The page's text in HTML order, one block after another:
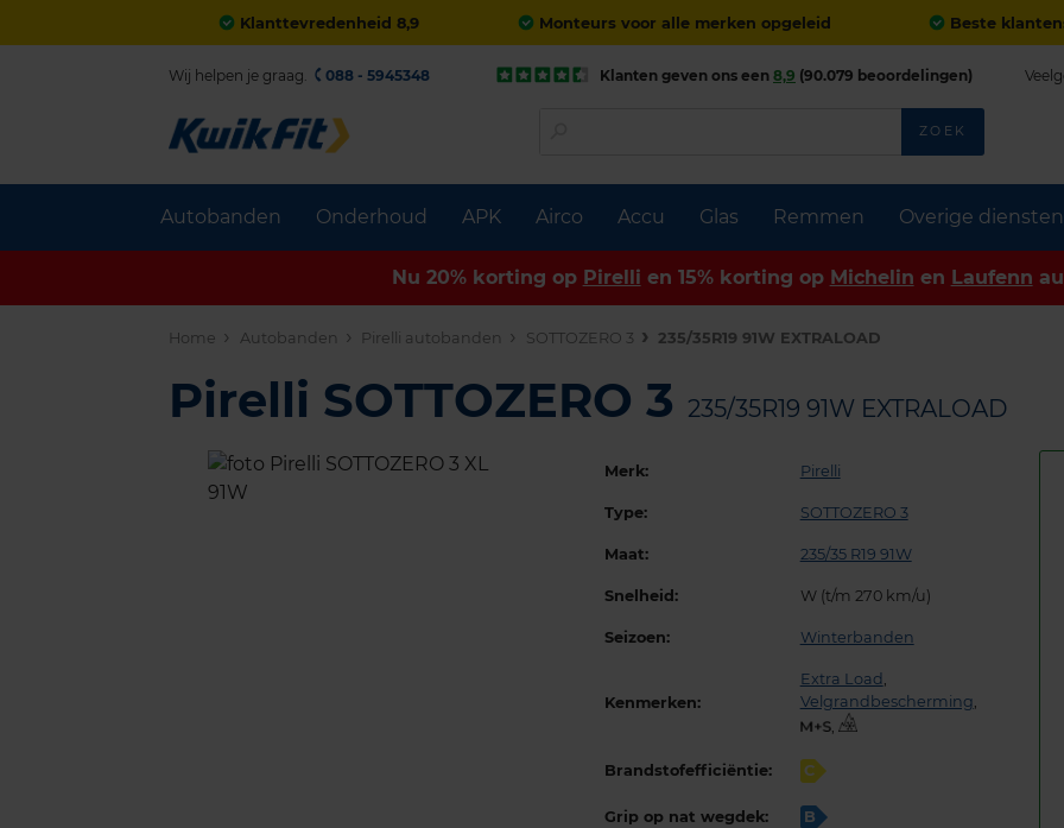
Klanttevredenheid 8,9 Monteurs voor alle merken opgeleid Beste
Autobanden Onderhoud APK Airco Accu Glas Remmen Overige diensten
Wij helpen je graag. 088 - 5945348 Klanten geven ons een 8,9 (90.079 beoordelingen)
ZOEK
Nu 20% korting op Pirelli en 15% korting op Michelin en Laufenn
Home Autobanden Pirelli autobanden SOTTOZERO 3 235/35R19 91W EXTRALOAD
Pirelli SOTTOZERO 3 235/35R19 91W EXTRALOAD
Merk: Pirelli
Type: SOTTOZERO 3
Maat: 235/35 R19 91W
Snelheid: W (t/m 270 km/u)
Seizoen: Winterbanden
Kenmerken:
Extra Load ,
Velgrandbescherming,
,
Brandstofefficiëntie: C
Grip op nat wegdek: B